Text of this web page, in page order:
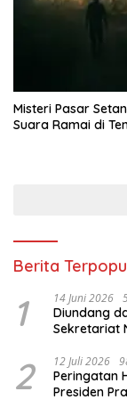
Misteri Pasar
Suara Ramai di
Berita
1 14 Juni 2026
Diundang
Sekretariat
2 12 Juli 2026
Peringatan
Presiden